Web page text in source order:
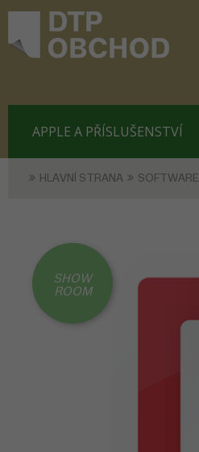
APPLE A PŘÍSLUŠENSTVÍ
HLAVNÍ STRANA SOFTWARE
SHOW
ROOM